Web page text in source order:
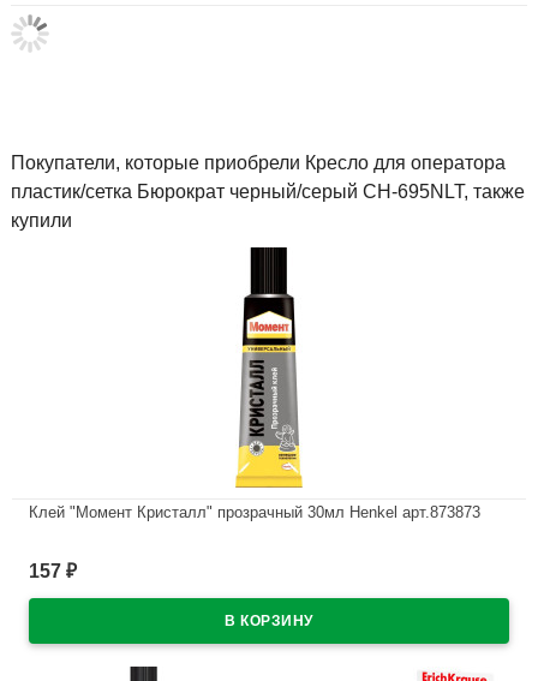
Покупатели, которые приобрели Кресло для оператора
пластик/сетка Бюрократ черный/серый CH-695NLT, также
купили
Клей "Момент Кристалл" прозрачный 30мл Henkel арт.873873
157 ₽